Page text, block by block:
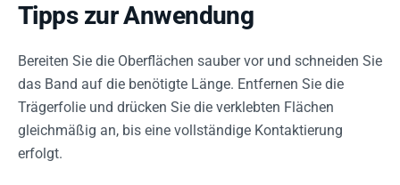
Tipps zur Anwendung
Bereiten Sie die Oberflächen sauber vor und schneiden Sie
das Band auf die benötigte Länge. Entfernen Sie die
Trägerfolie und drücken Sie die verklebten Flächen
gleichmäßig an, bis eine vollständige Kontaktierung
erfolgt.